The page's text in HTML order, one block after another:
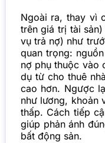
Ngoài ra, thay vì
trên giá trị tài
vụ trả nợ) như
quan trọng:
nợ phụ thuộc vào
dụ từ cho thuê
cao hơn. Ngược
như lương, khoản
thấp. Cách tiếp
giúp phản ánh
bất động sản.